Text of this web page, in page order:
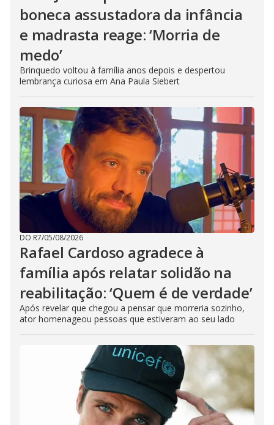
boneca assustadora da infância
e madrasta reage: ‘Morria de
medo’
Brinquedo voltou à família anos depois e despertou
lembrança curiosa em Ana Paula Siebert
DO R7/05/08/2026
Rafael Cardoso agradece à
família após relatar solidão na
reabilitação: ‘Quem é de verdade’
Após revelar que chegou a pensar que morreria sozinho,
ator homenageou pessoas que estiveram ao seu lado